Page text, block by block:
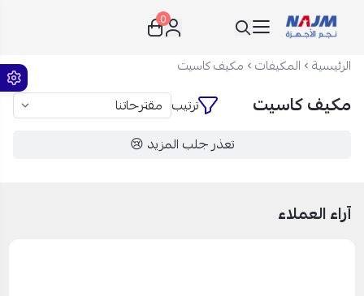
نجم الأجهزة
0
الرئيسية المكيفات مكيف كاسيت
مكيف كاسيت
ترتيب
تعذر جلب المزيد 😢
آراء العملاء